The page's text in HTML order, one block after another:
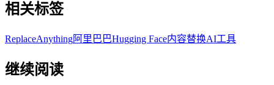
相关标签
ReplaceAnything阿里巴巴Hugging Face内容替换AI工具
继续阅读